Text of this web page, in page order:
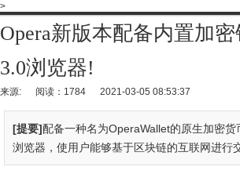
>
Opera新版本配备内置加密
3.0浏览器!
来源: 阅读：1784 2021-03-05 08:53:37
[提要]配备一种名为OperaWallet的原生加密货
浏览器，使用户能够基于区块链的互联网进行